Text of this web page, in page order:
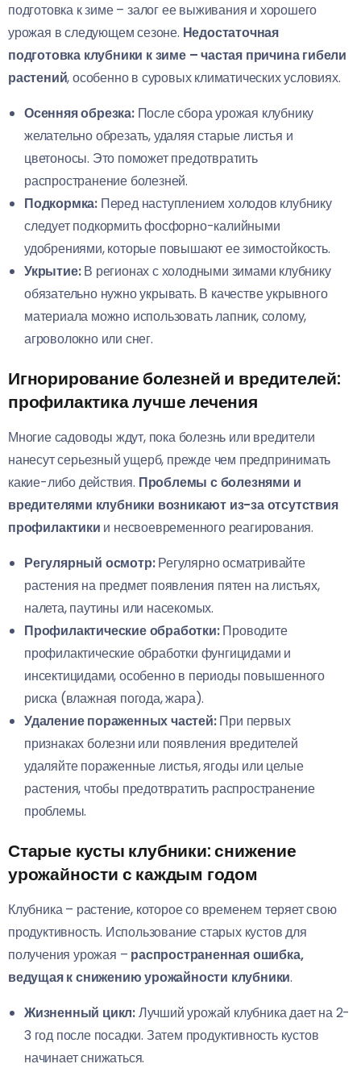
подготовка к зиме – залог ее выживания и хорошего
урожая в следующем сезоне. Недостаточная
подготовка клубники к зиме – частая причина гибели
растений, особенно в суровых климатических условиях.
Осенняя обрезка:После сбора урожая клубнику
желательно обрезать, удаляя старые листья и
цветоносы. Это поможет предотвратить
распространение болезней.
Подкормка: Перед наступлением холодов клубнику
следует подкормить фосфорно-калийными
удобрениями, которые повышают ее зимостойкость.
Укрытие:В регионах с холодными зимами клубнику
обязательно нужно укрывать. В качестве укрывного
материала можно использовать лапник, солому,
агроволокно или снег.
Игнорирование болезней и вредителей:
профилактика лучше лечения
Многие садоводы ждут, пока болезнь или вредители
нанесут серьезный ущерб, прежде чем предпринимать
какие-либо действия. Проблемы с болезнями и
вредителями клубники возникают из-за отсутствия
профилактики и несвоевременного реагирования.
Регулярный осмотр:Регулярно осматривайте
растения на предмет появления пятен на листьях,
налета, паутины или насекомых.
Профилактические обработки:Проводите
профилактические обработки фунгицидами и
инсектицидами, особенно в периоды повышенного
риска (влажная погода, жара).
Удаление пораженных частей:При первых
признаках болезни или появления вредителей
удаляйте пораженные листья, ягоды или целые
растения, чтобы предотвратить распространение
проблемы.
Старые кусты клубники: снижение
урожайности с каждым годом
Клубника – растение, которое со временем теряет свою
продуктивность. Использование старых кустов для
получения урожая – распространенная ошибка,
ведущая к снижению урожайности клубники.
Жизненный цикл:Лучший урожай клубника дает на 2-
3 год после посадки. Затем продуктивность кустов
начинает снижаться.